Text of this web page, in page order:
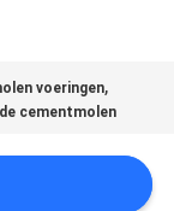
voeringen,
cementmolen